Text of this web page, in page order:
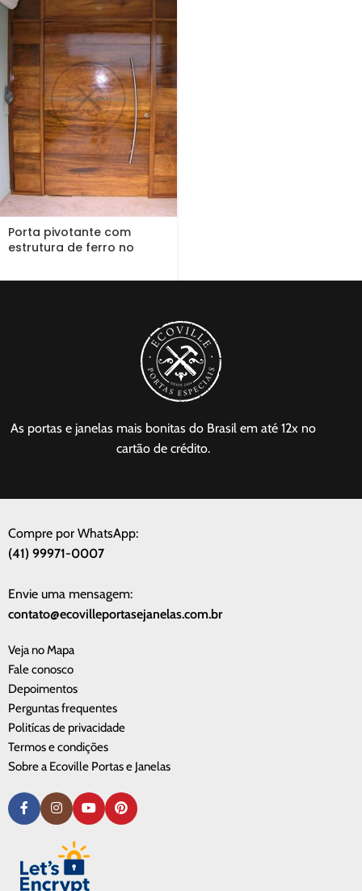
Porta pivotante com
estrutura de ferro no
As portas e janelas mais bonitas do Brasil em até 12x no
cartão de crédito.
Compre por WhatsApp:
(41) 99971-0007
Envie uma mensagem:
contato@ecovilleportasejanelas.com.br
Veja no Mapa
Fale conosco
Depoimentos
Perguntas frequentes
Politícas de privacidade
Termos e condições
Sobre a Ecoville Portas e Janelas